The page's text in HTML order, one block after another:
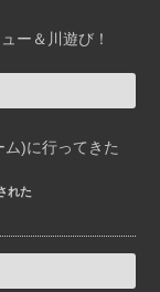
ー＆川遊び！
)に行ってきた
れた